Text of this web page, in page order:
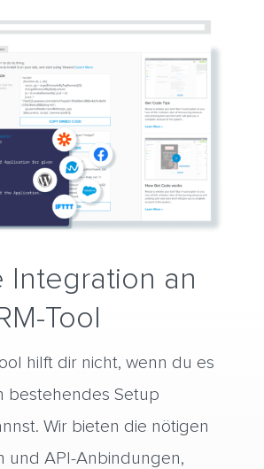
Integration an
Tool
hilft dir nicht, wenn du es
bestehendes Setup
Wir bieten die nötigen
und API-Anbindungen,